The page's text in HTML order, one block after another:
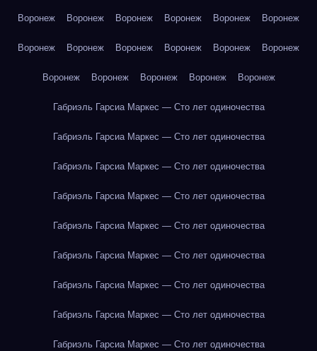
Воронеж Воронеж Воронеж Воронеж Воронеж Воронеж
Воронеж Воронеж Воронеж Воронеж Воронеж Воронеж
Воронеж Воронеж Воронеж Воронеж Воронеж
Габриэль Гарсиа Маркес — Сто лет одиночества
Габриэль Гарсиа Маркес — Сто лет одиночества
Габриэль Гарсиа Маркес — Сто лет одиночества
Габриэль Гарсиа Маркес — Сто лет одиночества
Габриэль Гарсиа Маркес — Сто лет одиночества
Габриэль Гарсиа Маркес — Сто лет одиночества
Габриэль Гарсиа Маркес — Сто лет одиночества
Габриэль Гарсиа Маркес — Сто лет одиночества
Габриэль Гарсиа Маркес — Сто лет одиночества